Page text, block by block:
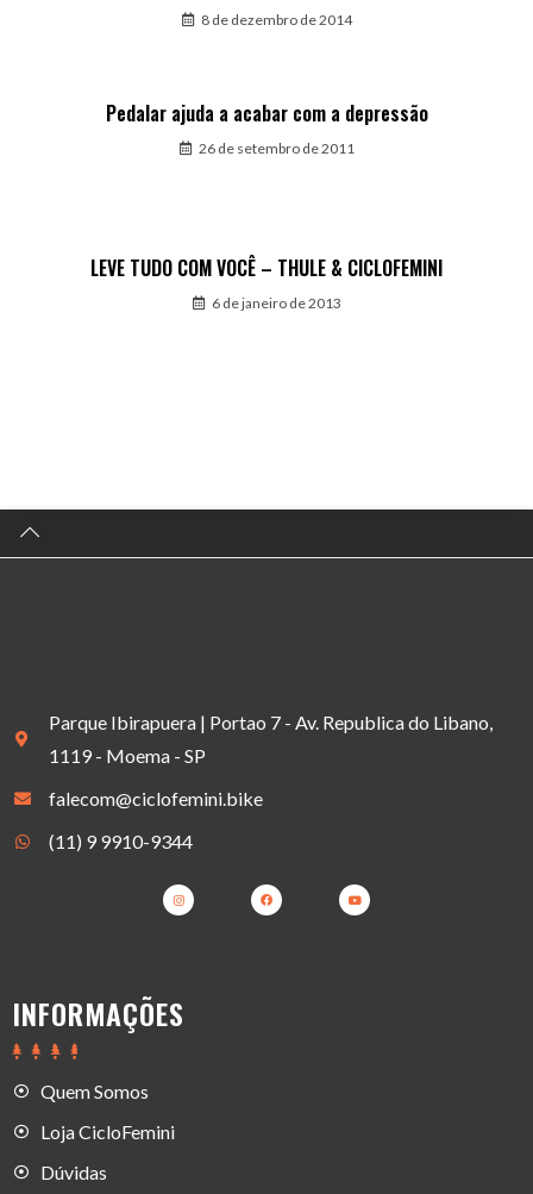
8 de dezembro de 2014
Pedalar ajuda a acabar com a depressão
26 de setembro de 2011
LEVE TUDO COM VOCÊ – THULE & CICLOFEMINI
6 de janeiro de 2013
Parque Ibirapuera | Portao 7 - Av. Republica do Libano,
1119 - Moema - SP
falecom@ciclofemini.bike
(11) 9 9910-9344
INFORMAÇÕES
Quem Somos
Loja CicloFemini
Dúvidas